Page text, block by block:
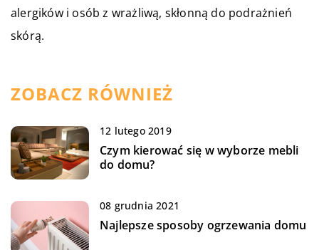
alergików i osób z wrażliwą, skłonną do podrażnień
skórą.
ZOBACZ RÓWNIEŻ
12 lutego 2019
Czym kierować się w wyborze mebli
do domu?
08 grudnia 2021
Najlepsze sposoby ogrzewania domu